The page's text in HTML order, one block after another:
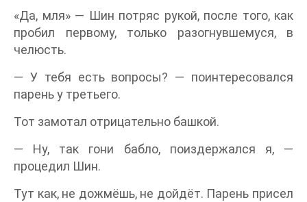
«Да, мля» — Шин потряс рукой, после того, как
пробил первому, только разогнувшемуся, в
челюсть.
— У тебя есть вопросы? — поинтересовался
парень у третьего.
Тот замотал отрицательно башкой.
— Ну, так гони бабло, поиздержался я, —
процедил Шин.
Тут как, не дожмёшь, не дойдёт. Парень присел